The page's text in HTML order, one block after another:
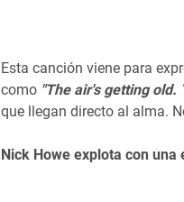
Esta canción viene para
como "The air's getting old.
que llegan directo al alma.
Nick Howe explota con